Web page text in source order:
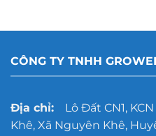
hơn?
rỉ
cho
xưởng
mô
lớn
CÔNG TY TNHH
Địa chỉ:Lô Đất CN1, KCN
Khê, Xã Nguyên Khê,